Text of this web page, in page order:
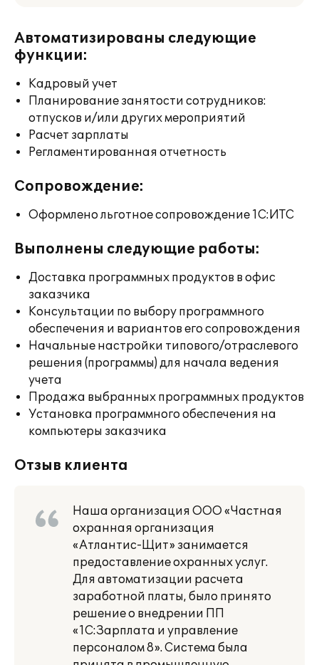
Автоматизированы следующие
функции:
Кадровый учет
Планирование занятости сотрудников:
отпусков и/или других мероприятий
Расчет зарплаты
Регламентированная отчетность
Сопровождение:
Оформлено льготное сопровождение 1С:ИТС
Выполнены следующие работы:
Доставка программных продуктов в офис
заказчика
Консультации по выбору программного
обеспечения и вариантов его сопровождения
Начальные настройки типового/отраслевого
решения (программы) для начала ведения
учета
Продажа выбранных программных продуктов
Установка программного обеспечения на
компьютеры заказчика
Отзыв клиента
Наша организация ООО «Частная
охранная организация
«Атлантис-Щит» занимается
предоставление охранных услуг.
Для автоматизации расчета
заработной платы, было принято
решение о внедрении ПП
«1С:Зарплата и управление
персоналом 8». Система была